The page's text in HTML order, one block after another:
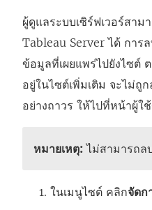
ผู้ดูแลระบบเซิร์ฟเวอร์สาม
Tableau Server ได้ การ
ข้อมูลที่เผยแพร่ไปยังไซต์
อยู่ในไซต์เพิ่มเติม จะไม่ถู
อย่างถาวร ให้ไปที่หน้าผู้ใ
หมายเหตุ: ไม่สามารถล
ในเมนูไซต์ คลิกจัดก